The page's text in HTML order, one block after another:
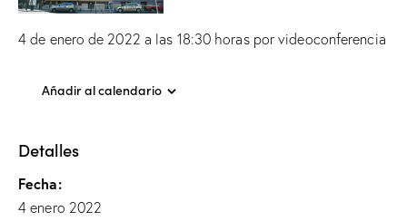
4 de enero de 2022 a las 18:30 horas por videoconferencia
Añadir al calendario
Detalles
Fecha:
4 enero 2022